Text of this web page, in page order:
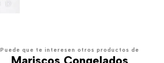
Puede que te interesen otros productos de